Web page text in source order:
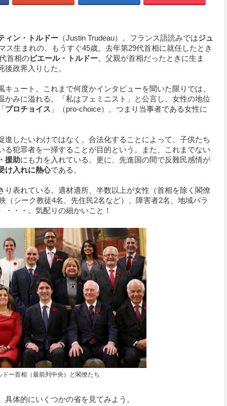
ィン・トルドー （Justin Trudeau）。フランス語読みではジュ
ス生まれの、もうすぐ45歳。去年第29代首相に就任したとき
首相のピエール・トルドー。父親が首相だったときに生ま
政界入りした。
ュート。これまで何度かインタビューを聞いた限りでは、
かみに溢れる。「私はフェミニスト」と公言し、女性の地位
プロチョイス 」（pro-choice）、つまり当事者である女性に
進したいわけではなく、合法化することによって、子供たち
る犯罪者を一掃することが目的という。また、これまでない
援助にも力を入れている。更に、先進国の間で反難民感情が
け入れに熱心である。
り表れている。適材適所、半数以上が女性（首相を除く閣僚
（シーク教徒4名、先住民2名など）、障害者2名、地域バラ
・・。気配りの細かいこと！
ドー首相（最前列中央）と閣僚たち
体的にいくつかの省を見てみよう。